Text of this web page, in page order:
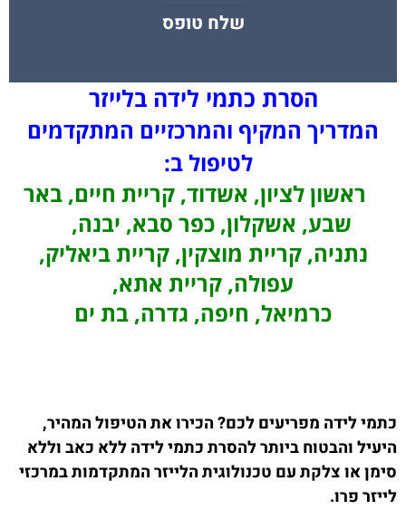
הסרת כתמי לידה בלייזר
המדריך המקיף והמרכזיים המתקדמים
לטיפול ב:
ראשון לציון, אשדוד, קריית חיים, באר
שבע, אשקלון, כפר סבא, יבנה,
נתניה, קריית מוצקין, קריית ביאליק,
עפולה, קריית אתא,
כרמיאל, חיפה, גדרה, בת ים
כתמי לידה מפריעים לכם? הכירו את הטיפול המהיר,
היעיל והבטוח ביותר להסרת כתמי לידה ללא כאב וללא
סימן או צלקת עם טכנולוגית הלייזר המתקדמות במרכזי
לייזר פרו.